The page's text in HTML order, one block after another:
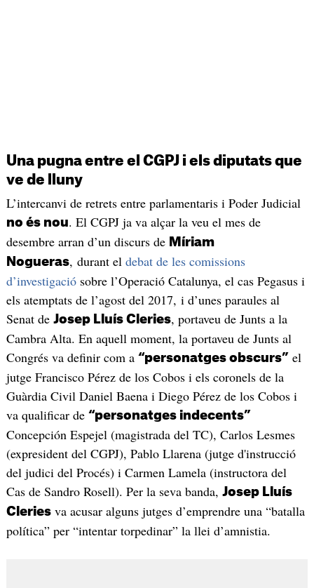
Una pugna entre el CGPJ i els diputats que
ve de lluny
L’intercanvi de retrets entre parlamentaris i Poder Judicial
no és nou. El CGPJ ja va alçar la veu el mes de
desembre arran d’un discurs de Míriam
Nogueras, durant el debat de les comissions
d’investigaciósobre l’Operació Catalunya, el cas Pegasus i
els atemptats de l’agost del 2017, i d’unes paraules al
Senat de Josep Lluís Cleries, portaveu de Junts a la
Cambra Alta. En aquell moment, la portaveu de Junts al
Congrés va definir com a “personatges obscurs”el
jutge Francisco Pérez de los Cobos i els coronels de la
Guàrdia Civil Daniel Baena i Diego Pérez de los Cobos i
va qualificar de “personatges indecents”
Concepción Espejel (magistrada del TC), Carlos Lesmes
(expresident del CGPJ), Pablo Llarena (jutge d'instrucció
del judici del Procés) i Carmen Lamela (instructora del
Cas de Sandro Rosell). Per la seva banda, Josep Lluís
Cleriesva acusar alguns jutges d’emprendre una “batalla
política” per “intentar torpedinar” la llei d’amnistia.